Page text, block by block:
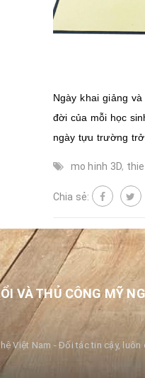
Ngày khai giảng
đời của mỗi học
ngày tựu trường
mo hinh 3D,
Chia sẻ:
VÀ THỦ CÔNG MỸ
Việt Nam - Đối tác tin cậy, luôn